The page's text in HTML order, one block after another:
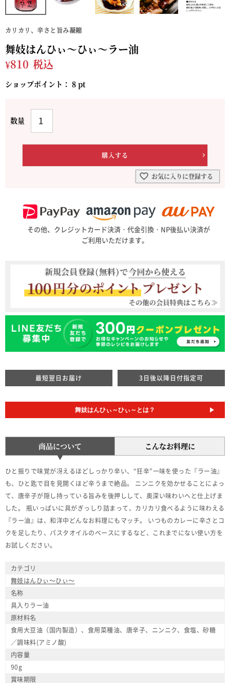
カリカリ、辛さと旨み凝縮
舞妓はんひぃ～ひぃ～ラー油
¥810 税込
ショップポイント： 8 pt
お気に入りに登録する
その他、クレジットカード決済・代金引換・NP後払い決済が
ご利用いただけます。
最短翌日お届け 3日後以降日付指定可
舞妓はんひぃ～ひぃ～とは？
商品について こんなお料理に
ひと振りで味覚が冴えるほどしっかり辛い、“狂辛”一味を使った『ラー油』
も、ひと匙で目を見開くほど辛うまで絶品。 ニンニクを効かせることによっ
て、唐辛子が隠し持っている旨みを後押しして、奥深い味わいへと仕上げま
した。 瓶いっぱいに具がぎっしり詰まって、カリカリ食べるように味わえる
『ラー油』は、和洋中どんなお料理にもマッチ。 いつものカレーに辛さとコ
クを足したり、パスタオイルのベースにするなど、これまでにない使い方を
お試しください。
カテゴリ
舞妓はんひぃ～ひぃ～
名称
具入りラー油
原材料名
食用大豆油（国内製造）、食用菜種油、唐辛子、ニンニク、食塩、砂糖
／調味料(アミノ酸)
内容量
90g
賞味期限